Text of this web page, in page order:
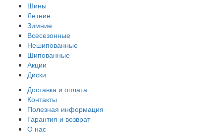
Шины
Летние
Зимние
Всесезонные
Нешипованные
Шипованные
Акции
Диски
Доставка и оплата
Контакты
Полезная информация
Гарантия и возврат
О нас